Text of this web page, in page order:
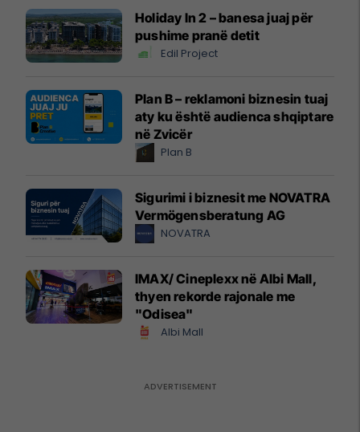
Holiday In 2 – banesa juaj për
pushime pranë detit
Edil Project
Plan B – reklamoni biznesin tuaj
aty ku është audienca shqiptare
në Zvicër
Plan B
Sigurimi i biznesit me NOVATRA
Vermögensberatung AG
NOVATRA
IMAX/ Cineplexx në Albi Mall,
thyen rekorde rajonale me
"Odisea"
Albi Mall